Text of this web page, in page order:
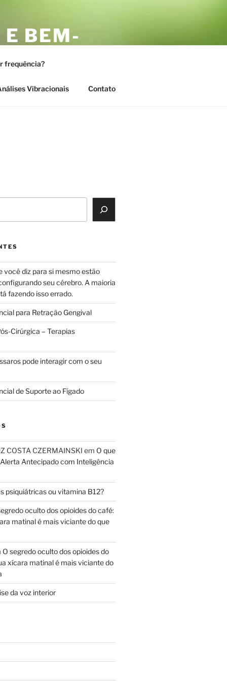
BEM-
frequência?
Vibracionais Contato
você diz para si mesmo estão
seu cérebro. A maioria
fazendo isso errado.
para Retração Gengival
Cirúrgica – Terapias
pode interagir com o seu
de Suporte ao Fígado
COSTA CZERMAINSKI em O que
Antecipado com Inteligência
psiquiátricas ou vitamina B12?
oculto dos opioides do café:
matinal é mais viciante do que
O segredo oculto dos opioides do
xícara matinal é mais viciante do
da voz interior